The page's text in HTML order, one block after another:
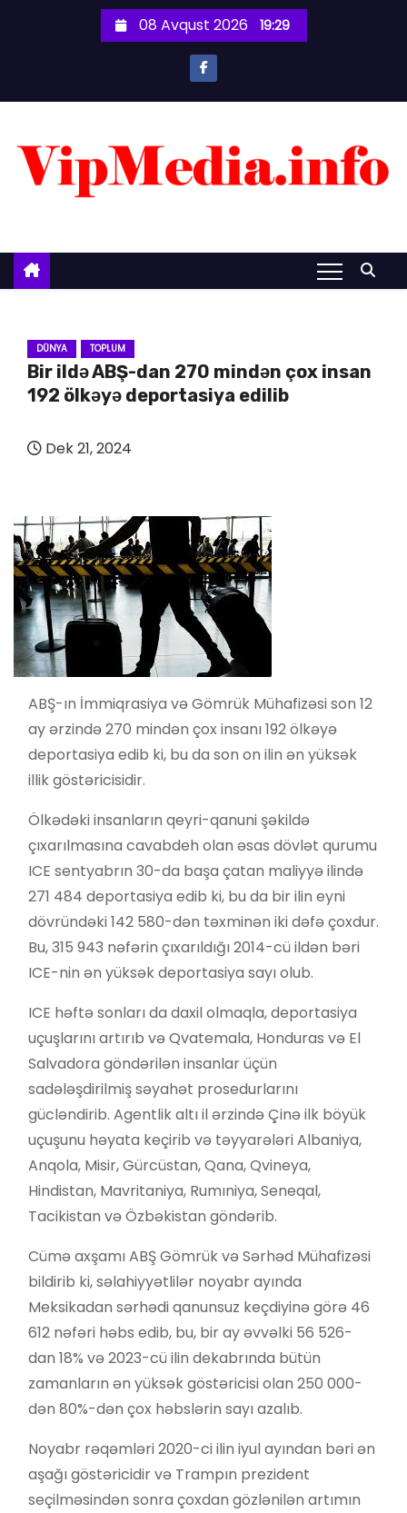
n
08 Avqust 2026 19:29
DÜNYA TOPLUM
Bir ildə ABŞ-dan 270 mindən çox insan
192 ölkəyə deportasiya edilib
Dek 21, 2024
ABŞ-ın İmmiqrasiya və Gömrük Mühafizəsi son 12
ay ərzində 270 mindən çox insanı 192 ölkəyə
deportasiya edib ki, bu da son on ilin ən yüksək
illik göstəricisidir.
Ölkədəki insanların qeyri-qanuni şəkildə
çıxarılmasına cavabdeh olan əsas dövlət qurumu
ICE sentyabrın 30-da başa çatan maliyyə ilində
271 484 deportasiya edib ki, bu da bir ilin eyni
dövründəki 142 580-dən təxminən iki dəfə çoxdur.
Bu, 315 943 nəfərin çıxarıldığı 2014-cü ildən bəri
ICE-nin ən yüksək deportasiya sayı olub.
ICE həftə sonları da daxil olmaqla, deportasiya
uçuşlarını artırıb və Qvatemala, Honduras və El
Salvadora göndərilən insanlar üçün
sadələşdirilmiş səyahət prosedurlarını
gücləndirib. Agentlik altı il ərzində Çinə ilk böyük
uçuşunu həyata keçirib və təyyarələri Albaniya,
Anqola, Misir, Gürcüstan, Qana, Qvineya,
Hindistan, Mavritaniya, Rumıniya, Seneqal,
Tacikistan və Özbəkistan göndərib.
Cümə axşamı ABŞ Gömrük və Sərhəd Mühafizəsi
bildirib ki, səlahiyyətlilər noyabr ayında
Meksikadan sərhədi qanunsuz keçdiyinə görə 46
612 nəfəri həbs edib, bu, bir ay əvvəlki 56 526-
dan 18% və 2023-cü ilin dekabrında bütün
zamanların ən yüksək göstəricisi olan 250 000-
dən 80%-dən çox həbslərin sayı azalıb.
Noyabr rəqəmləri 2020-ci ilin iyul ayından bəri ən
aşağı göstəricidir və Trampın prezident
seçilməsindən sonra çoxdan gözlənilən artımın